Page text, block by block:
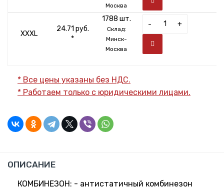
Москва
XXXL
24.71 руб.
*
1788 шт.
Склад:
Минск-
Москва
- +
* Все цены указаны без НДС.
* Работаем только с юридическими лицами.
ОПИСАНИЕ
КОМБИНЕЗОН: - антистатичный комбинезон